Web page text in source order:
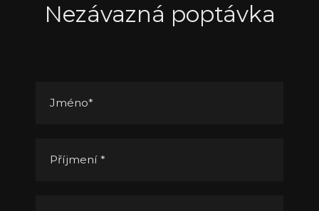
Nezávazná poptávka
Jméno*
Příjmení *